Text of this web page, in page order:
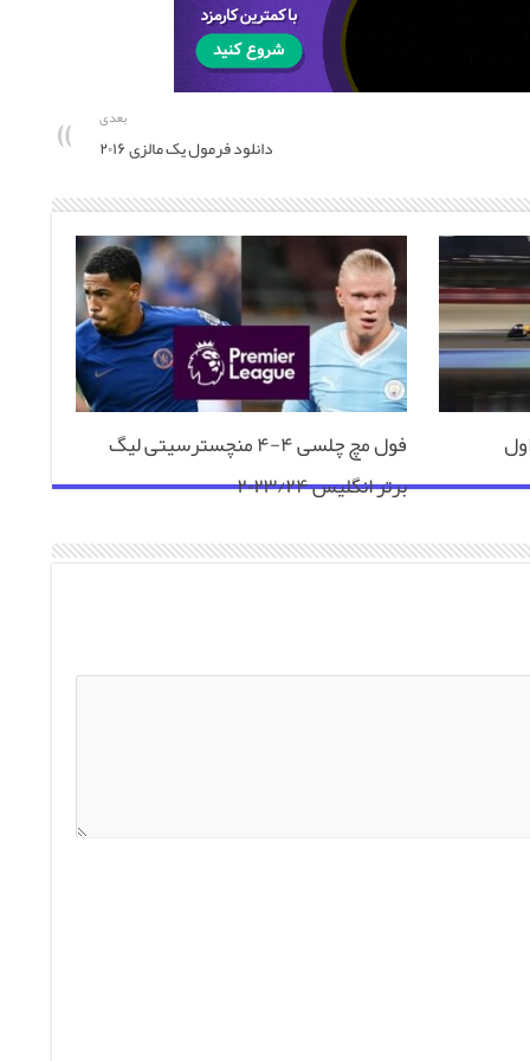
بعدی
دانلود فرمول یک مالزی ۲۰۱۶
فول مچ چلسی ۴-۴ منچسترسیتی لیگ
برتر انگلیس ۲۰۲۳/۲۴